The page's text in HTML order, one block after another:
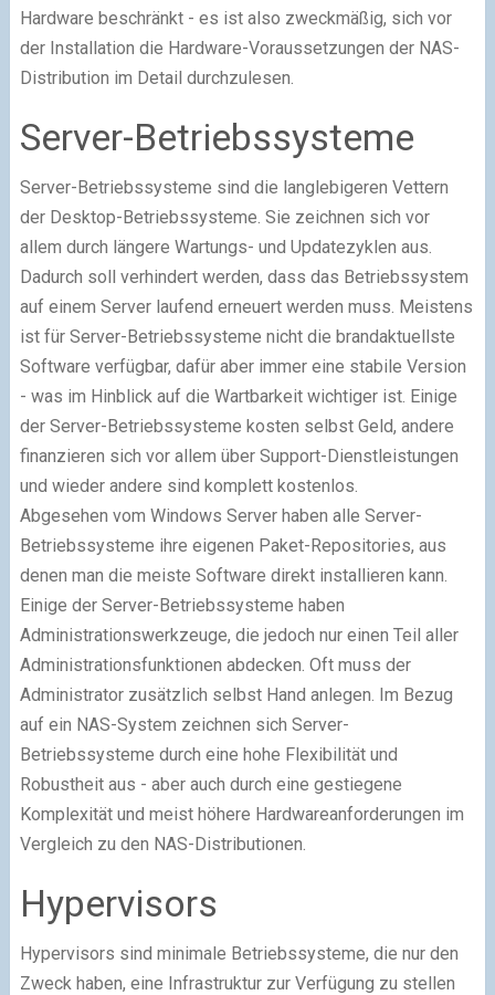
Hardware beschränkt - es ist also zweckmäßig, sich vor
der Installation die Hardware-Voraussetzungen der NAS-
Distribution im Detail durchzulesen.
Server-Betriebssysteme
Server-Betriebssysteme sind die langlebigeren Vettern
der Desktop-Betriebssysteme. Sie zeichnen sich vor
allem durch längere Wartungs- und Updatezyklen aus.
Dadurch soll verhindert werden, dass das Betriebssystem
auf einem Server laufend erneuert werden muss. Meistens
ist für Server-Betriebssysteme nicht die brandaktuellste
Software verfügbar, dafür aber immer eine stabile Version
- was im Hinblick auf die Wartbarkeit wichtiger ist. Einige
der Server-Betriebssysteme kosten selbst Geld, andere
finanzieren sich vor allem über Support-Dienstleistungen
und wieder andere sind komplett kostenlos.
Abgesehen vom Windows Server haben alle Server-
Betriebssysteme ihre eigenen Paket-Repositories, aus
denen man die meiste Software direkt installieren kann.
Einige der Server-Betriebssysteme haben
Administrationswerkzeuge, die jedoch nur einen Teil aller
Administrationsfunktionen abdecken. Oft muss der
Administrator zusätzlich selbst Hand anlegen. Im Bezug
auf ein NAS-System zeichnen sich Server-
Betriebssysteme durch eine hohe Flexibilität und
Robustheit aus - aber auch durch eine gestiegene
Komplexität und meist höhere Hardwareanforderungen im
Vergleich zu den NAS-Distributionen.
Hypervisors
Hypervisors sind minimale Betriebssysteme, die nur den
Zweck haben, eine Infrastruktur zur Verfügung zu stellen